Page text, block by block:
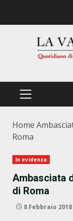
PRIMÄRES
Home
Roma
In evidenza
Ambasciata
di Roma
8 Febbraio 2018